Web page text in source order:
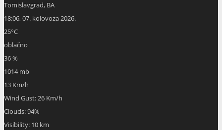
Tomislavgrad, BA
18:06,07. kolovoza 2026.
25°C
oblačno
36 %
1014 mb
13 Km/h
Wind Gust:26 Km/h
Clouds:94%
Visibility: 10 km